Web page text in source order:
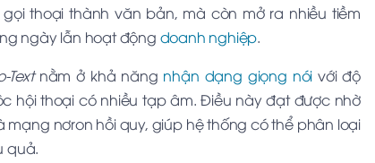
thoại thành văn bản, mà còn mở ra nhiều tiềm
ngày lẫn hoạt động doanh nghiệp.
Textnằm ở khả năng nhận dạng giọng nói với độ
hội thoại có nhiều tạp âm. Điều này đạt được nhờ
mạng nơron hồi quy, giúp hệ thống có thể phân loại
quả.